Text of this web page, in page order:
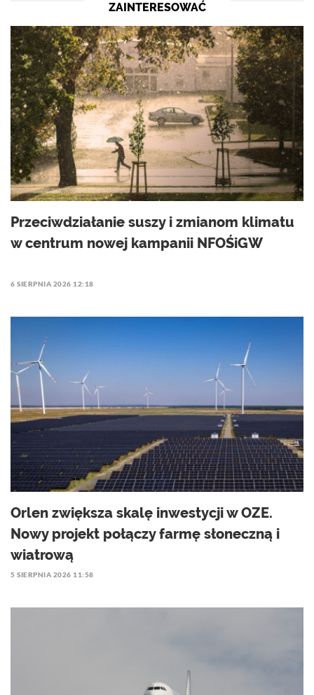
ZAINTERESOWAĆ
Przeciwdziałanie suszy i zmianom klimatu
w centrum nowej kampanii NFOŚiGW
6 SIERPNIA 2026 12:18
Orlen zwiększa skalę inwestycji w OZE.
Nowy projekt połączy farmę słoneczną i
wiatrową
5 SIERPNIA 2026 11:58